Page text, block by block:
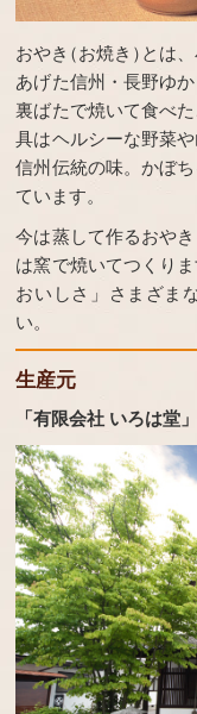
おやき（お焼き）とは
あげた信州・長野ゆ
裏ばたで焼いて食べ
具はヘルシーな野菜
信州伝統の味。かぼ
ています。
今は蒸して作るおや
は窯で焼いてつくり
おいしさ」さまざま
い。
生産元
「有限会社 いろは堂